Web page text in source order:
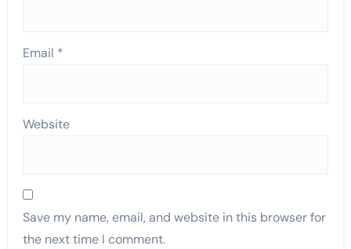
Email *
Website
Save my name, email, and website in this browser for
the next time I comment.